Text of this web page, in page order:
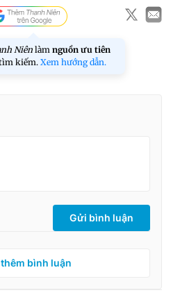
Niên làm nguồn ưu tiên
kiếm. Xem hướng dẫn.
Gửi bình luận
bình luận